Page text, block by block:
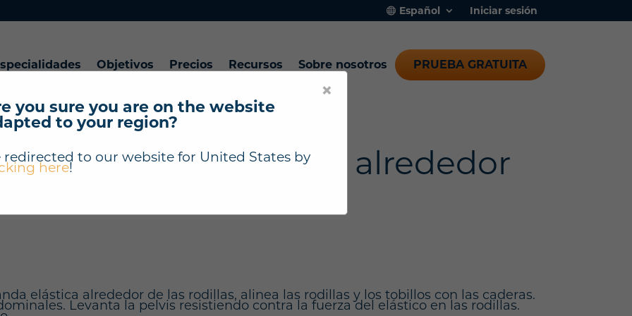
×
you sure you are on the website
to your region?
redirected to our website for United States by
here!
Español Iniciar sesión
Objetivos Precios Recursos Sobre nosotros PRUEBA GRATUITA
"Puente con elástico alrededor
elástica alrededor de las rodillas, alinea las rodillas y los tobillos con las caderas.
Levanta la pelvis resistiendo contra la fuerza del elástico en las rodillas.